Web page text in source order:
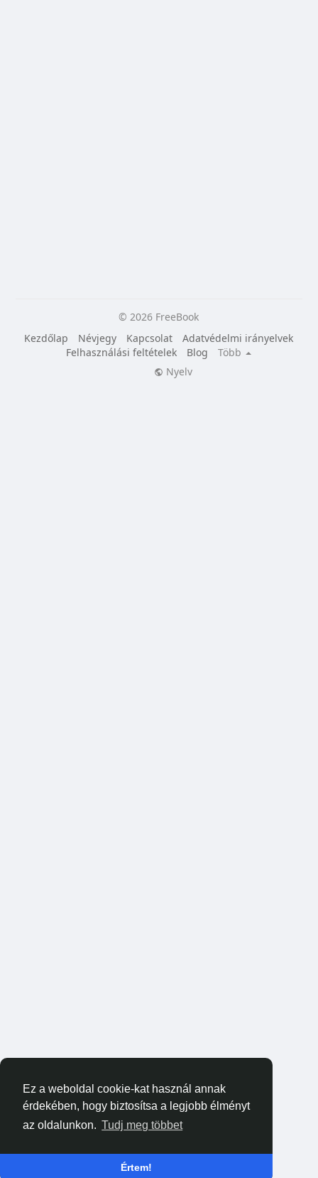
Ez a weboldal cookie-kat használ annak
érdekében, hogy biztosítsa a legjobb élményt
az oldalunkon. Tudj meg többet
Értem!
© 2026 FreeBook
Kezdőlap
Névjegy Kapcsolat
Adatvédelmi irányelvek
Felhasználási feltételek
Blog
Több
Nyelv